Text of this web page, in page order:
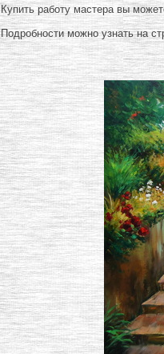
Купить работу мастера вы
Подробности можно узнать на